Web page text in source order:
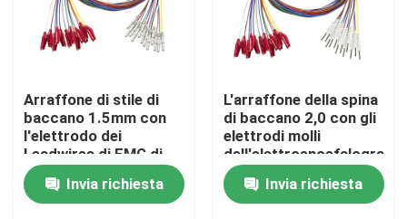
Circa noi
Controllo di qualità
Contattici
Arraffone di stile di
baccano 1.5mm con
l'elettrodo dei
Leadwires di EMG di
elettroencefalogramma
dell'oro placcato
elettrodi molli di
Invia richiesta
L'arraffone della spina
di baccano 2,0 con gli
elettrodi molli
dell'elettroencefalografo
di
elettroencefalogramma
delle coperture
Invia richiesta